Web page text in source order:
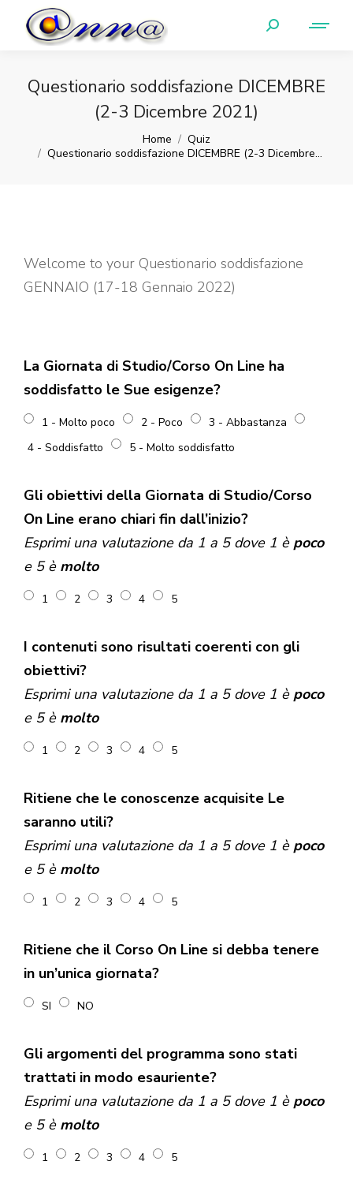
Questionario soddisfazione DICEMBRE
(2-3 Dicembre 2021)
Home
Quiz
Questionario soddisfazione DICEMBRE (2-3 Dicembre…
Welcome to your Questionario soddisfazione
GENNAIO (17-18 Gennaio 2022)
La Giornata di Studio/Corso On Line ha
soddisfatto le Sue esigenze?
1 - Molto poco 2 - Poco
3 - Abbastanza
4 - Soddisfatto
5 - Molto soddisfatto
Gli obiettivi della Giornata di Studio/Corso
On Line erano chiari fin dall’inizio?
Esprimi una valutazione da 1 a 5 dove 1 è poco
e 5 è molto
1 2 3 4 5
I contenuti sono risultati coerenti con gli
obiettivi?
Esprimi una valutazione da 1 a 5 dove 1 è poco
e 5 è molto
1 2 3 4 5
Ritiene che le conoscenze acquisite Le
saranno utili?
Esprimi una valutazione da 1 a 5 dove 1 è poco
e 5 è molto
1 2 3 4 5
Ritiene che il Corso On Line si debba tenere
in un’unica giornata?
SI NO
Gli argomenti del programma sono stati
trattati in modo esauriente?
Esprimi una valutazione da 1 a 5 dove 1 è poco
e 5 è molto
1 2 3 4 5